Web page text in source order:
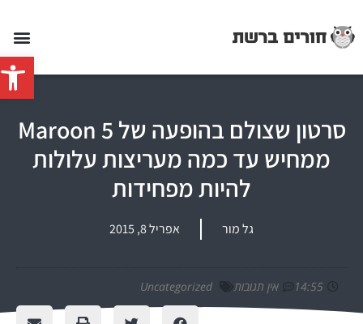
פתח
סרטון שצולם בהופעה של Maroon 5
ממחיש עד כמה מעריצות עלולות
להיות מפחידות
גל מור אפריל 8, 2015
14:55 אין תגובות Uncategorized